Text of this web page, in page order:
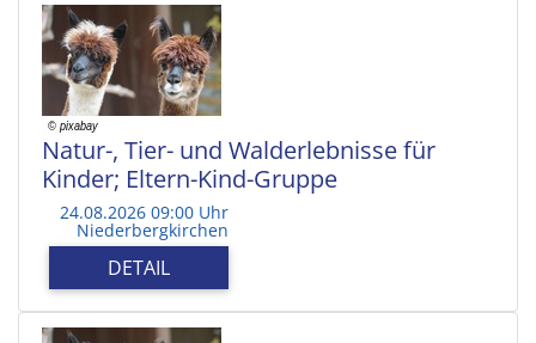
Natur-, Tier- und Walderlebnisse für
Kinder; Eltern-Kind-Gruppe
24.08.2026 09:00 Uhr
Niederbergkirchen
DETAIL